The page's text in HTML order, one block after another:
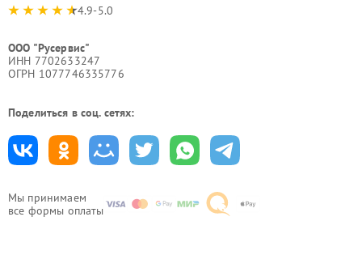
Мы принимаем
все формы оплаты
4.9-5.0
ООО "Русервис"
ИНН 7702633247
ОГРН 1077746335776
Поделиться в соц. сетях: